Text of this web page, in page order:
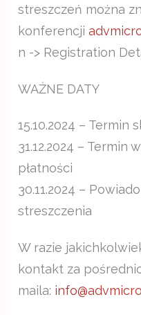
streszczeń można
konferencji
n -> Registration
WAŻNE DATY
15.10.2024 – Termin
31.12.2024 – Termin
płatności
30.11.2024 –
streszczenia
W razie
kontakt za
maila: